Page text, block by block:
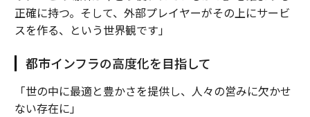
正確に持つ。そして、外部プレイヤーがその上にサービ
スを作る、という世界観です」
都市インフラの高度化を目指して
「世の中に最適と豊かさを提供し、人々の営みに欠かせ
ない存在に」